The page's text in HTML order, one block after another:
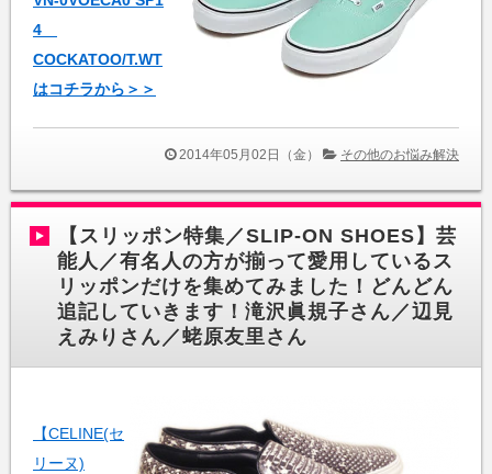
4
COCKATOO/T.WT
はコチラから＞＞
2014年05月02日（金） その他のお悩み解決
【スリッポン特集／SLIP-ON SHOES】芸
能人／有名人の方が揃って愛用しているス
リッポンだけを集めてみました！どんどん
追記していきます！滝沢眞規子さん／辺見
えみりさん／蛯原友里さん
【CELINE(セ
リーヌ)